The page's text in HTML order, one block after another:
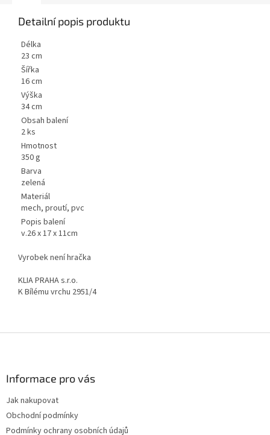
Detailní popis produktu
Délka
23 cm
Šířka
16 cm
Výška
34 cm
Obsah balení
2 ks
Hmotnost
350 g
Barva
zelená
Materiál
mech, proutí, pvc
Popis balení
v.26 x 17 x 11cm
Vyrobek není hračka
KLIA PRAHA s.r.o.
K Bílému vrchu 2951/4
Informace pro vás
Jak nakupovat
Obchodní podmínky
Podmínky ochrany osobních údajů